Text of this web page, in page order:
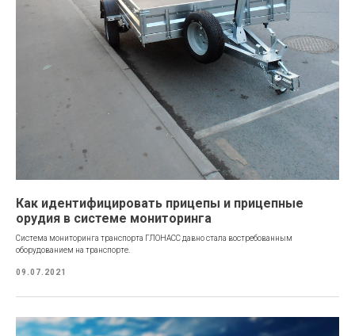
Как идентифицировать прицепы и прицепные
орудия в системе мониторинга
Система мониторинга транспорта ГЛОНАСС давно стала востребованным
оборудованием на транспорте.
09.07.2021